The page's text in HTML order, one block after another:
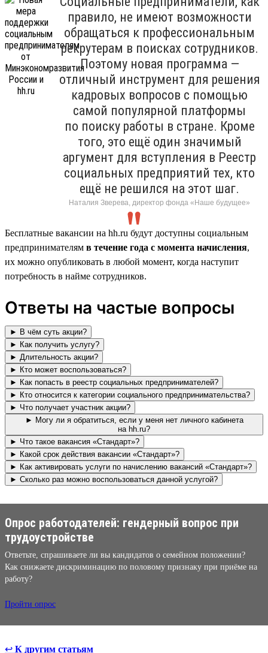
правило, не имеют возможности
обращаться к профессиональным
рекрутерам в поисках сотрудников.
Поэтому новая программа —
отличный инструмент для решения
кадровых вопросов с помощью
самой популярной платформы
по поиску работы в стране. Кроме
того, это ещё один значимый
аргумент для вступления в Реестр
социальных предприятий тех, кто
ещё не решился на этот шаг.
Наталия Зверева, директор фонда «Наше будущее»
Бесплатные вакансии на hh.ru будут доступны социальным
предпринимателям в течение года с момента начисления,
их можно опубликовать в любой момент, когда наступит
потребность в найме сотрудников.
Ответы на частые вопросы
► В чём суть акции?
► Как получить услугу?
► Длительность акции?
► Кто может воспользоваться?
► Как попасть в реестр социальных предпринимателей?
► Кто относится к категории социального предпринимательства?
► Что получает участник акции?
► Могу ли я обратиться, если у меня нет личного кабинета
на hh.ru?
► Что такое вакансия «Стандарт»?
► Какой срок действия вакансии «Стандарт»?
► Как активировать услуги по начислению вакансий «Стандарт»?
► Сколько раз можно воспользоваться данной услугой?
Опрос работодателей: гендерный вопрос при
трудоустройстве
Ответьте, спрашиваете ли вы кандидатов о семейном положении?
Как снижаете дискриминацию по половому признаку при приёме на
работу?
Пройти опрос
↩ К другим статьям